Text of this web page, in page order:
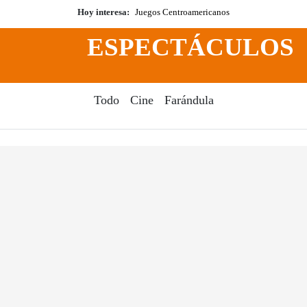
Hoy interesa: Juegos Centroamericanos
ESPECTÁCULOS
Todo Cine Farándula